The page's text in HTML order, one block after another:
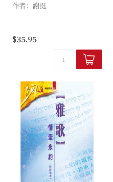
作者：謝挺
者的嚴謹治學態度、女性的獨
特細膩觸覺，把十多年的研究
和教學成果，凝練成這本四百
多頁的書，從...
$35.95